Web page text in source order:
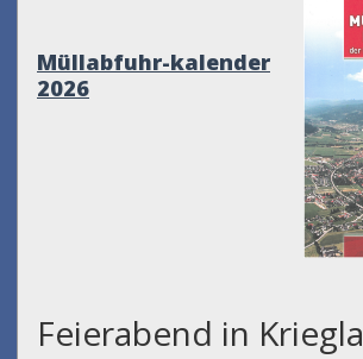
Müllabfuhr-kalender
2026
Feierabend in